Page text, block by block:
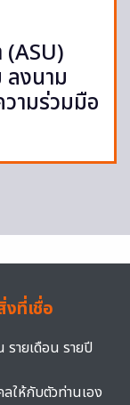
(ASU)
ลงนาม
ามร่วมมือ
งที่เชื่อ
รายเดือน รายปี
ให้กับตัวท่านเอง